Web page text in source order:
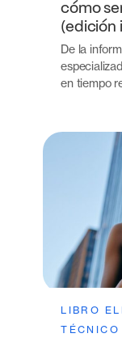
cómo
(edición
De la
en tiempo
LIBRO
TÉCNICO